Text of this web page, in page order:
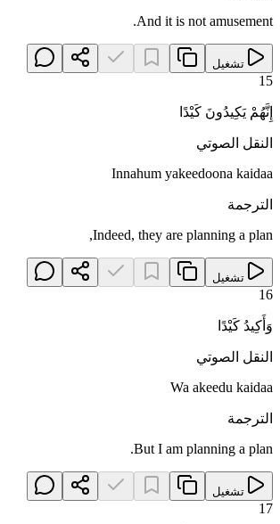
And it is not amusement.
تشغيل
15
إِنَّهُمْ يَكِيدُونَ كَيْدًا
النقل الصوتي
Innahum yakeedoona kaidaa
الترجمة
Indeed, they are planning a plan,
تشغيل
16
وَأَكِيدُ كَيْدًا
النقل الصوتي
Wa akeedu kaidaa
الترجمة
But I am planning a plan.
تشغيل
17